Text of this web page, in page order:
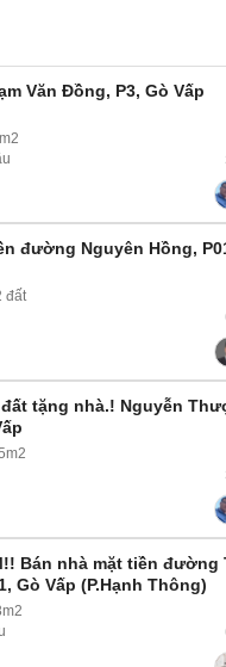
Văn Đồng, P3, Gò Vấp
đường Nguyên Hồng,
đất
đất tặng nhà.! Nguyễn
Bán nhà mặt tiền đường
Gò Vấp (P.Hạnh Thông)